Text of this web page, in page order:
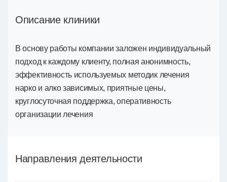
Описание клиники
В основу работы компании заложен индивидуальный
подход к каждому клиенту, полная анонимность,
эффективность используемых методик лечения
нарко и алко зависимых, приятные цены,
круглосуточная поддержка, оперативность
организации лечения
Направления деятельности